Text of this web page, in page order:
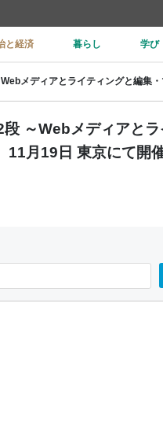
と経済 暮らし 学び
段 ～Webメディアと
11月19日 東京にて開